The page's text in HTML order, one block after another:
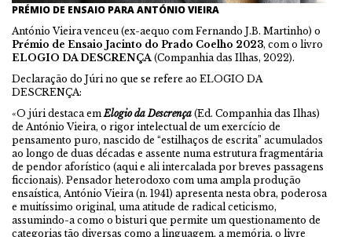
PRÉMIO DE ENSAIO PARA ANTÓNIO VIEIRA
António Vieira venceu (ex-aequo com Fernando J.B. Martinho) o
Prémio de Ensaio Jacinto do Prado Coelho 2023, com o livro
ELOGIO DA DESCRENÇA (Companhia das Ilhas, 2022).
Declaração do Júri no que se refere ao ELOGIO DA
DESCRENÇA:
«O júri destaca emElogio da Descrença (Ed. Companhia das Ilhas)
de António Vieira, o rigor intelectual de um exercício de
pensamento puro, nascido de “estilhaços de escrita” acumulados
ao longo de duas décadas e assente numa estrutura fragmentária
de pendor aforístico (aqui e ali intercalada por breves passagens
ficcionais). Pensador heterodoxo com uma ampla produção
ensaística, António Vieira (n. 1941) apresenta nesta obra, poderosa
e muitíssimo original, uma atitude de radical ceticismo,
assumindo-a como o bisturi que permite um questionamento de
categorias tão diversas como a linguagem, a memória, o livre